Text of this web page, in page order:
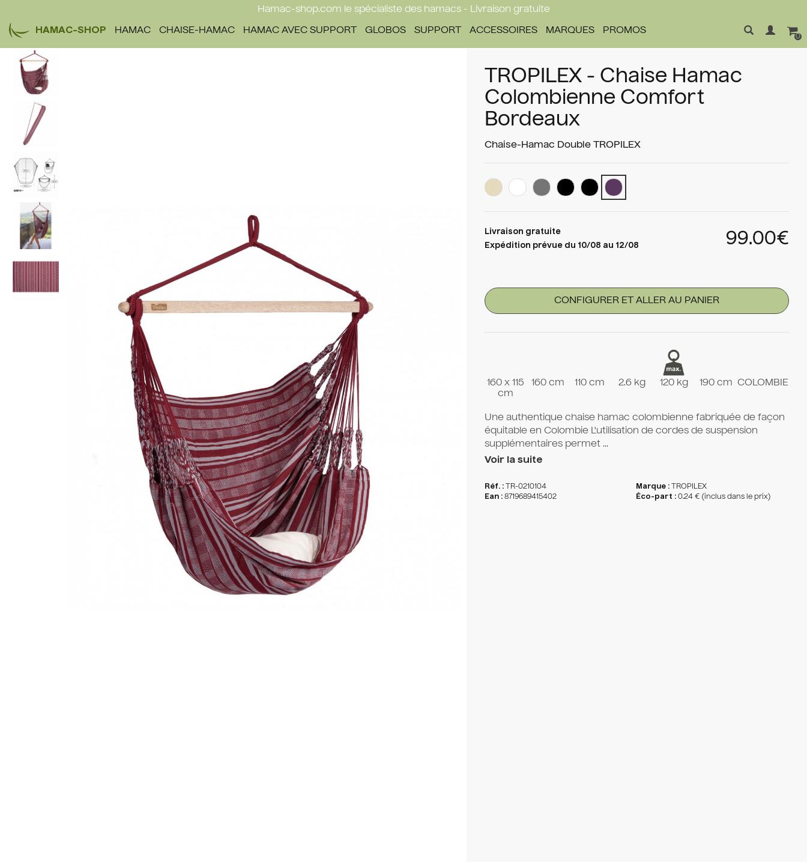
Hamac-shop.com le spécialiste des hamacs - Livraison gratuite
HAMAC-SHOP HAMAC CHAISE-HAMAC HAMAC AVEC SUPPORT GLOBOS SUPPORT ACCESSOIRES MARQUES PROMOS
0
TROPILEX - Chaise Hamac
Colombienne Comfort
Bordeaux
Chaise-Hamac Double TROPILEX
Livraison gratuite
Expédition prévue du 10/08 au 12/08
99.00€
CONFIGURER ET ALLER AU PANIER
160 x 115
cm
160 cm 110 cm 2.6 kg 120 kg 190 cm COLOMBIE
Une authentique chaise hamac colombienne fabriquée de façon
équitable en Colombie L'utilisation de cordes de suspension
supplémentaires permet ...
Voir la suite
Réf. :
TR-0210104
Ean : 8719689415402
Marque :
TROPILEX
Éco-part : 0.24 € (inclus dans le prix)